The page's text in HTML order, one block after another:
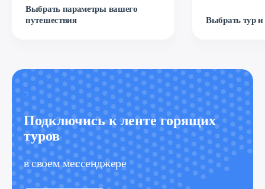
Выбрать параметры вашего
путешествия
Выбрать тур и
Подключись к ленте горящих
туров
в своем мессенджере